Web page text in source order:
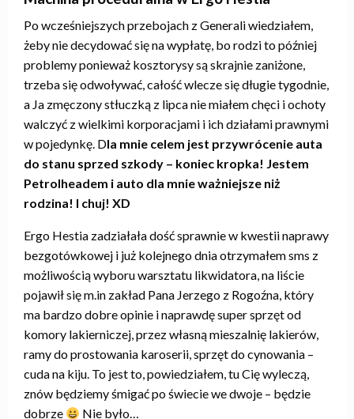
Po wcześniejszych przebojach z Generali wiedziałem,
żeby nie decydować się na wypłatę, bo rodzi to później
problemy ponieważ kosztorysy są skrajnie zaniżone,
trzeba się odwoływać, całość wlecze się długie tygodnie,
a Ja zmęczony stłuczką z lipca nie miałem chęci i ochoty
walczyć z wielkimi korporacjami i ich działami prawnymi
w pojedynkę. Dla mnie celem jest przywrócenie auta
do stanu sprzed szkody – koniec kropka! Jestem
Petrolheadem i auto dla mnie ważniejsze niż
rodzina! I chuj! XD
Ergo Hestia zadziałała dość sprawnie w kwestii naprawy
bezgotówkowej i już kolejnego dnia otrzymałem sms z
możliwością wyboru warsztatu likwidatora, na liście
pojawił się m.in zakład Pana Jerzego z Rogoźna, który
ma bardzo dobre opinie i naprawdę super sprzęt od
komory lakierniczej, przez własną mieszalnię lakierów,
ramy do prostowania karoserii, sprzęt do cynowania –
cuda na kiju. To jest to, powiedziałem, tu Cię wyleczą,
znów będziemy śmigać po świecie we dwoje – będzie
dobrze
Nie było…